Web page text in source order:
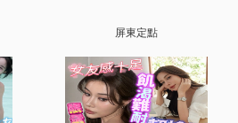
屏東定點